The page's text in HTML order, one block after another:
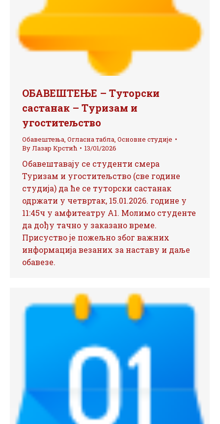
ОБАВЕШТЕЊЕ – Туторски
састанак – Туризам и
угоститељство
Обавештења, Огласна табла, Основне студије
ByЛазар Крстић 13/01/2026
Обавештавају се студенти смера
Туризам и угоститељство (све године
студија) да ће се туторски састанак
одржати у четвртак, 15.01.2026. године у
11:45ч у амфитеатру А1. Молимо студенте
да дођу тачно у заказано време.
Присуство је пожељно због важних
информација везаних за наставу и даље
обавезе.